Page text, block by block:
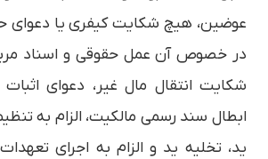
عوضین، هیچ شکایت کیفری یا دعوای
در خصوص آن عمل حقوقی و اسناد
شکایت انتقال مال غیر، دعوای اثبات
ابطال سند رسمی مالکیت، الزام به
ید، تخلیه ید و الزام به اجرای